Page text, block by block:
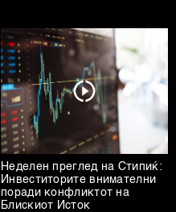
Неделен преглед на Стипиќ:
Инвеститорите внимателни
поради конфликтот на
Блискиот Исток